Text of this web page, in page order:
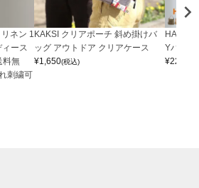
リネン 1
ース
料無
刺繍可
KAKSI クリアポーチ 斜め掛けバ
ッグ アウトドア クリアケース
¥1,650(税込)
Yバッグ
¥22,000